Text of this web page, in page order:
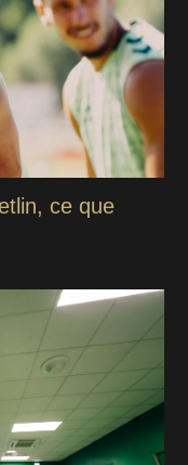
ce que